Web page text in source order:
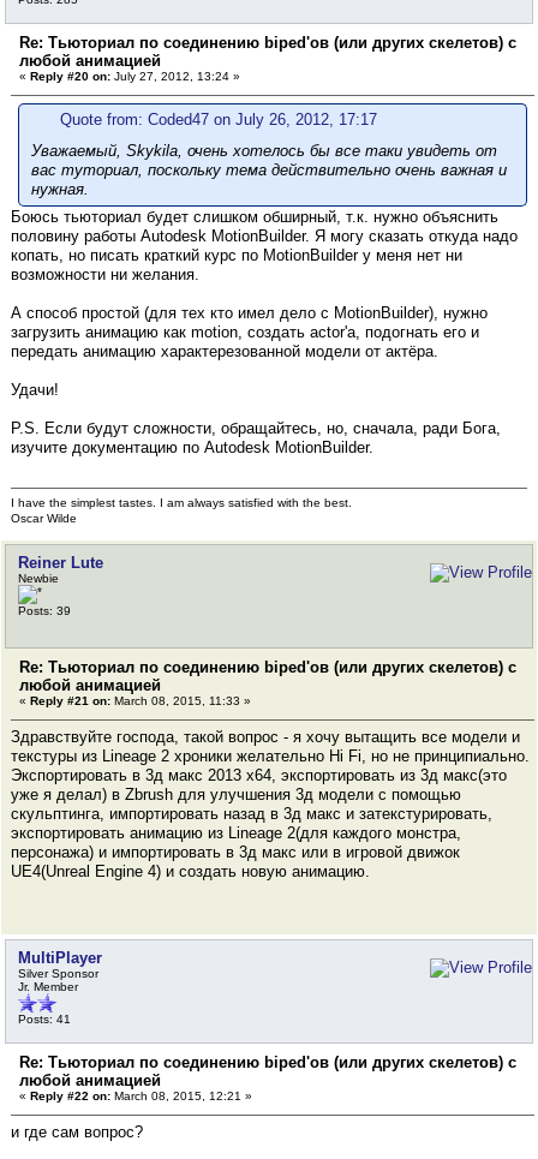
Re: Тьюториал по соединению biped'ов (или других скелетов) с
любой анимацией
« Reply #20 on: July 27, 2012, 13:24 »
Quote from: Coded47 on July 26, 2012, 17:17
Уважаемый, Skykila, очень хотелось бы все таки увидеть от
вас туториал, поскольку тема действительно очень важная и
нужная.
Боюсь тьюториал будет слишком обширный, т.к. нужно объяснить
половину работы Autodesk MotionBuilder. Я могу сказать откуда надо
копать, но писать краткий курс по MotionBuilder у меня нет ни
возможности ни желания.
А способ простой (для тех кто имел дело с MotionBuilder), нужно
загрузить анимацию как motion, создать actor'а, подогнать его и
передать анимацию характерезованной модели от актёра.
Удачи!
P.S. Если будут сложности, обращайтесь, но, сначала, ради Бога,
изучите документацию по Autodesk MotionBuilder.
I have the simplest tastes. I am always satisfied with the best.
Oscar Wilde
Reiner Lute
Newbie
Posts: 39
Re: Тьюториал по соединению biped'ов (или других скелетов) с
любой анимацией
« Reply #21 on: March 08, 2015, 11:33 »
Здравствуйте господа, такой вопрос - я хочу вытащить все модели и
текстуры из Lineage 2 хроники желательно Hi Fi, но не принципиально.
Экспортировать в 3д макс 2013 х64, экспортировать из 3д макс(это
уже я делал) в Zbrush для улучшения 3д модели с помощью
скульптинга, импортировать назад в 3д макс и затекстурировать,
экспортировать анимацию из Lineage 2(для каждого монстра,
персонажа) и импортировать в 3д макс или в игровой движок
UE4(Unreal Engine 4) и создать новую анимацию.
MultiPlayer
Silver Sponsor
Jr. Member
Posts: 41
Re: Тьюториал по соединению biped'ов (или других скелетов) с
любой анимацией
« Reply #22 on: March 08, 2015, 12:21 »
и где сам вопрос?